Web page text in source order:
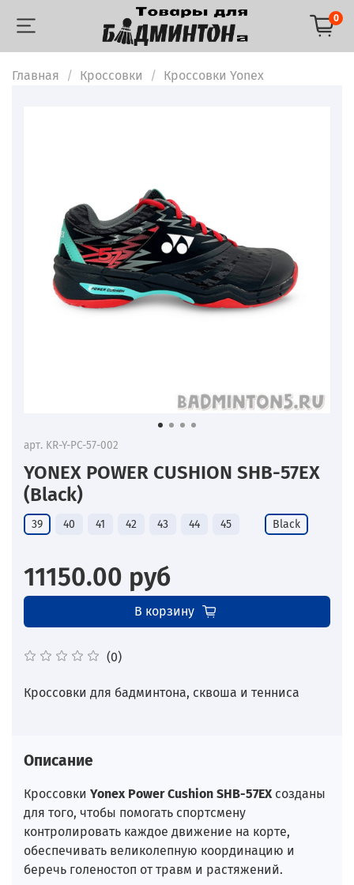
0
Главная Кроссовки Кроссовки Yonex
арт. KR-Y-PC-57-002
YONEX POWER CUSHION SHB-57EX
(Black)
(0)
39 40 41 42 43 44 45 Black
11150.00 руб
В корзину
Кроссовки для бадминтона, сквоша и тенниса
Описание
Кроссовки Yonex Power Cushion SHB-57EXсозданы
для того, чтобы помогать спортсмену
контролировать каждое движение на корте,
обеспечивать великолепную координацию и
беречь голеностоп от травм и растяжений.